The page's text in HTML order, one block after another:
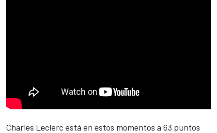
Charles Leclerc está en estos momentos a 63 puntos